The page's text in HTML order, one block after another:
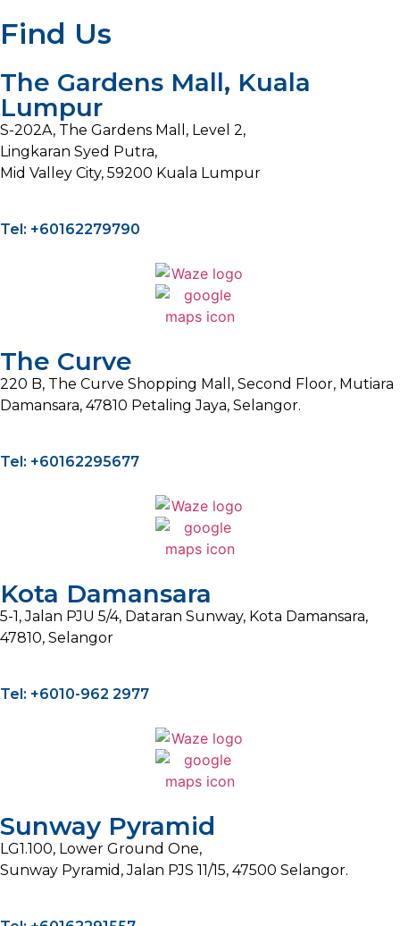
Find Us
The Gardens Mall, Kuala
Lumpur
S-202A, The Gardens Mall, Level 2,
Lingkaran Syed Putra,
Mid Valley City, 59200 Kuala Lumpur
Tel: +60162279790
The Curve
220 B, The Curve Shopping Mall, Second Floor, Mutiara
Damansara, 47810 Petaling Jaya, Selangor.
Tel: +60162295677
Kota Damansara
5-1, Jalan PJU 5/4, Dataran Sunway, Kota Damansara,
47810, Selangor
Tel: +6010-962 2977
Sunway Pyramid
LG1.100, Lower Ground One,
Sunway Pyramid, Jalan PJS 11/15, 47500 Selangor.